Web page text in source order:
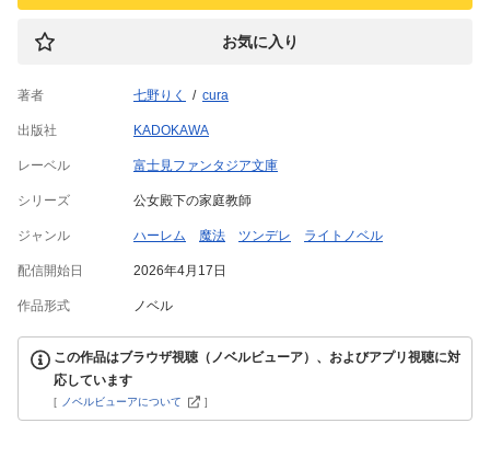
お気に入り
著者 七野りく cura
出版社 KADOKAWA
レーベル 富士見ファンタジア文庫
シリーズ 公女殿下の家庭教師
ジャンル ハーレム 魔法 ツンデレ ライトノベル
配信開始日 2026年4月17日
作品形式 ノベル
この作品はブラウザ視聴（ノベルビューア）、およびアプリ視聴に対
応しています
[ ノベルビューアについて ]